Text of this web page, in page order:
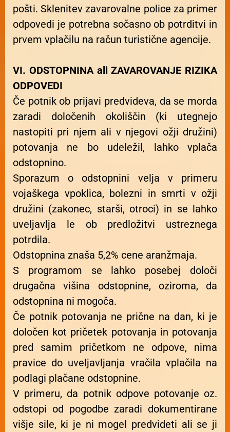
pošti. Sklenitev zavarovalne police za primer
odpovedi je potrebna sočasno ob potrditvi in
prvem vplačilu na račun turistične agencije.
VI. ODSTOPNINA ali ZAVAROVANJE RIZIKA
ODPOVEDI
Če potnik ob prijavi predvideva, da se morda
zaradi določenih okoliščin (ki utegnejo
nastopiti pri njem ali v njegovi ožji družini)
potovanja ne bo udeležil, lahko vplača
odstopnino.
Sporazum o odstopnini velja v primeru
vojaškega vpoklica, bolezni in smrti v ožji
družini (zakonec, starši, otroci) in se lahko
uveljavlja le ob predložitvi ustreznega
potrdila.
Odstopnina znaša 5,2% cene aranžmaja.
S programom se lahko posebej določi
drugačna višina odstopnine, oziroma, da
odstopnina ni mogoča.
Če potnik potovanja ne prične na dan, ki je
določen kot pričetek potovanja in potovanja
pred samim pričetkom ne odpove, nima
pravice do uveljavljanja vračila vplačila na
podlagi plačane odstopnine.
V primeru, da potnik odpove potovanje oz.
odstopi od pogodbe zaradi dokumentirane
višje sile, ki je ni mogel predvideti ali se ji